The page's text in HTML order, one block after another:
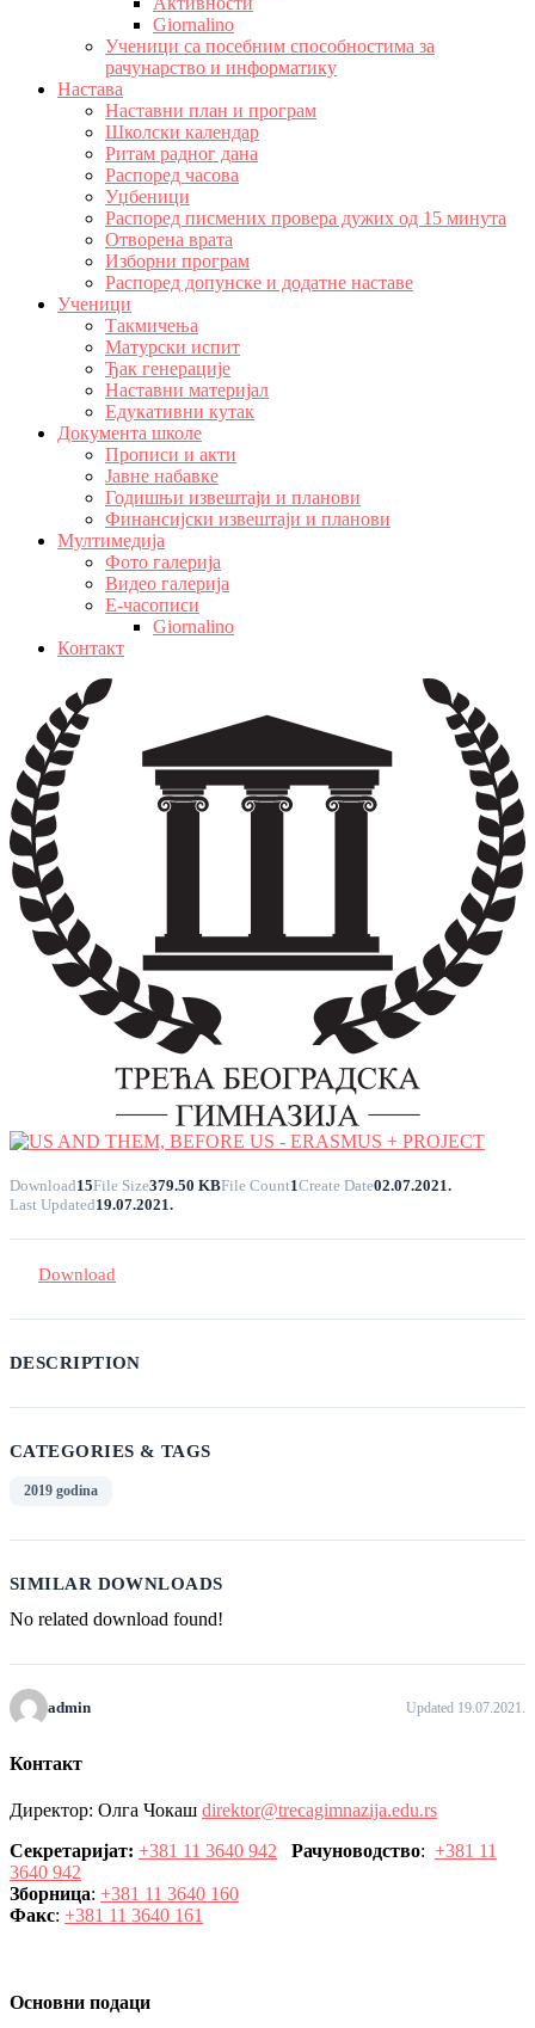
Giornalino
Ученици са посебним способностима за
рачунарство и информатику
Настава
Наставни план и програм
Школски календар
Ритам радног дана
Распоред часова
Уџбеници
Распоред писмених провера дужих од 15 минута
Отворена врата
Изборни програм
Распоред допунске и додатне наставе
Ученици
Такмичења
Матурски испит
Ђак генерације
Наставни материјал
Едукативни кутак
Документа школе
Прописи и акти
Јавне набавке
Годишњи извештаји и планови
Финансијски извештаји и планови
Мултимедија
Фото галерија
Видео галерија
Е-часописи
Giornalino
Контакт
Download15File Size379.50 KBFile Count1Create Date02.07.2021.
Last Updated19.07.2021.
Download
DESCRIPTION
CATEGORIES & TAGS
2019 godina
SIMILAR DOWNLOADS
No related download found!
admin Updated 19.07.2021.
Контакт
Директор: Олга Чокаш direktor@trecagimnazija.edu.rs
Секретаријат: +381 11 3640 942 Рачуноводство: +381 11
3640 942
Зборница: +381 11 3640 160
Факс: +381 11 3640 161
Основни подаци